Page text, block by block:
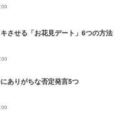
させる「お花見デート」6つの方法
ありがちな否定発言5つ